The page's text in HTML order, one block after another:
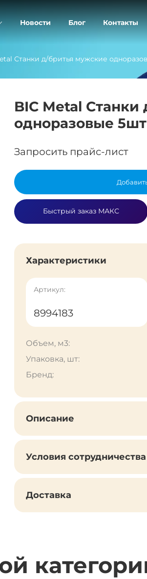
Новости Блог Контакты
Станки д/бритья мужские
BIC Metal
одноразовые 5шт
Запросить прайс-лист
Быстрый заказ МАКС
Характеристики
Артикул:
8994183
Объем, м3:
Упаковка, шт:
Бренд:
Описание
Условия сотрудничества
Доставка